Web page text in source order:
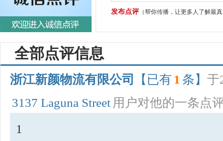
发布点评（帮你传播，让更多人了解最
全部点评信息
浙江新颜物流有限公司 【已有 1 条】 于
3137 Laguna Street 用户对他的一条点
1